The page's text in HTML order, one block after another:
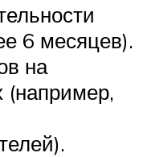
6 месяцев).
на
(например,